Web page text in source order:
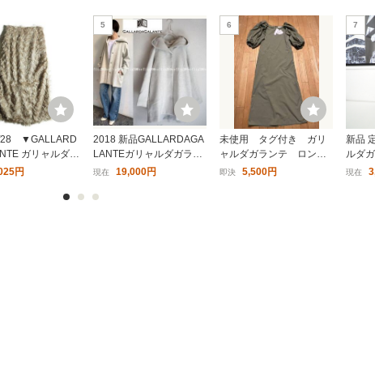
▼GALLARD
ガリャルダガ
大草直子▼ 23
ト ベージュ / ロ
円
5
2018 新品GALLARDAGA
LANTEガリャルダガラン
テ☆ショートフードコー
現在 19,000円
6
未使用 タグ付き ガリ
ャルダガランテ ロング
ワンピース トゥモロー
即決 5,500円
7
新品
ルダ
way
現在